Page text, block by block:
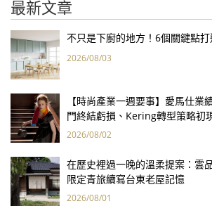
最新文章
不只是下廚的地方！6個關鍵點
2026/08/03
【時尚產業一週要事】愛馬仕業
門終結虧損、Kering轉型策略初
報亮眼
2026/08/02
在歷史裡過一晚的溫柔提案：雲
限定青旅續寫台東老屋記憶
2026/08/01